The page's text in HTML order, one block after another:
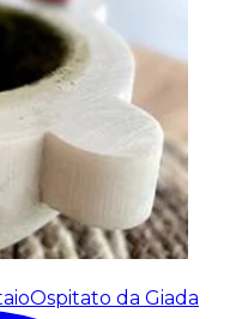
Ospitato da Giada